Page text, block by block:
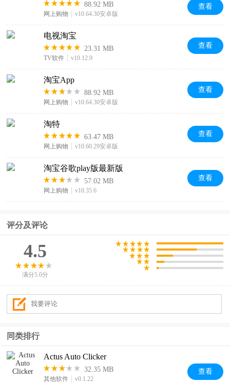
88.92 MB
网上购物 v10.64.30安卓版
查看
电视淘宝
23.31 MB
TV软件 v10.12.9
查看
淘宝App
88.92 MB
网上购物 v10.64.30安卓版
查看
淘特
63.47 MB
网上购物 v10.60.29安卓版
查看
淘宝谷歌play版最新版
57.02 MB
网上购物 v10.35.6
查看
评分及评论
4.5
满分5.0分
同类排行
Actus Auto Clicker
32.35 MB
其他软件 v0.1.22
查看